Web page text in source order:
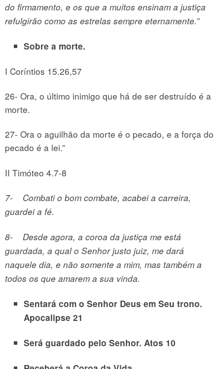
do firmamento, e os que a muitos ensinam a justiça
refulgirão como as estrelas sempre eternamente.”
Sobre a morte.
I Coríntios 15.26,57
26- Ora, o último inimigo que há de ser destruído é a
morte.
27- Ora o aguilhão da morte é o pecado, e a força do
pecado é a lei.”
II Timóteo 4.7-8
7- Combati o bom combate, acabei a carreira,
guardei a fé.
8- Desde agora, a coroa da justiça me está
guardada, a qual o Senhor justo juiz, me dará
naquele dia, e não somente a mim, mas também a
todos os que amarem a sua vinda.
Sentará com o Senhor Deus em Seu trono.
Apocalipse 21
Será guardado pelo Senhor. Atos 10